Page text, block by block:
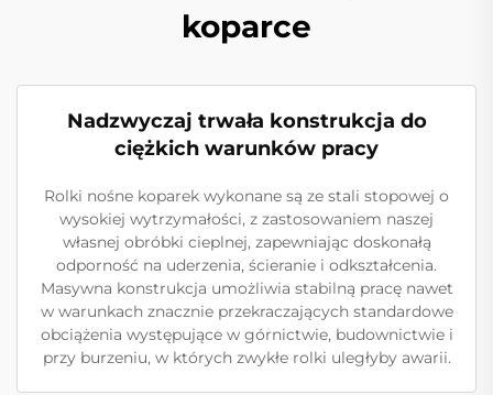
koparce
Nadzwyczaj trwała konstrukcja do
ciężkich warunków pracy
Rolki nośne koparek wykonane są ze stali stopowej o
wysokiej wytrzymałości, z zastosowaniem naszej
własnej obróbki cieplnej, zapewniając doskonałą
odporność na uderzenia, ścieranie i odkształcenia.
Masywna konstrukcja umożliwia stabilną pracę nawet
w warunkach znacznie przekraczających standardowe
obciążenia występujące w górnictwie, budownictwie i
przy burzeniu, w których zwykłe rolki uległyby awarii.